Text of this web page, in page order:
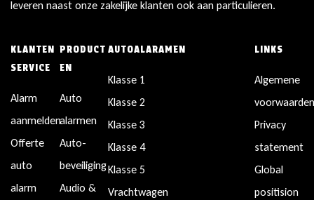
leveren naast onze zakelijke klanten ook aan particulieren.
KLANTEN
SERVICE
Alarm
aanmelden
Offerte
auto
alarm
PRODUCT
EN
Auto
alarmen
Auto-
beveiliging
Audio &
AUTOALARAMEN
Klasse 1
Klasse 2
Klasse 3
Klasse 4
Klasse 5
Vrachtwagen
LINKS
Algemene
Privacy
statement
Global
positision